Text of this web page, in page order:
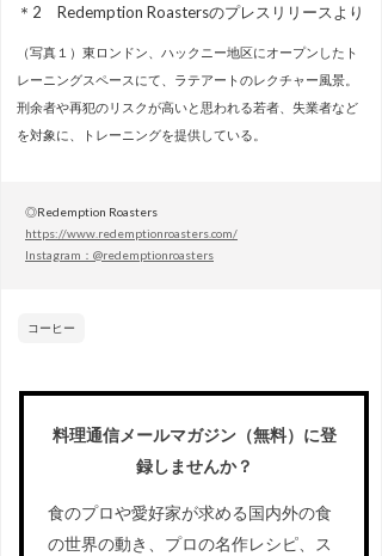
＊2 Redemption Roastersのプレスリリースより
（写真１）東ロンドン、ハックニー地区にオープンしたト
レーニングスペースにて、ラテアートのレクチャー風景。
刑余者や再犯のリスクが高いと思われる若者、失業者など
を対象に、トレーニングを提供している。
◎Redemption Roasters
https://www.redemptionroasters.com/
Instagram：@redemptionroasters
コーヒー
料理通信メールマガジン（無料）に登
録しませんか？
食のプロや愛好家が求める国内外の食
の世界の動き、プロの名作レシピ、ス